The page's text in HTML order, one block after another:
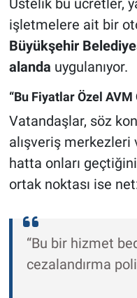
Üstelik bu ücretler,
işletmelere ait bir
Büyükşehir
alanda uygulanıyor.
“Bu Fiyatlar Özel AVM
Vatandaşlar, söz
alışveriş merkezleri
hatta onları
ortak noktası ise
“Bu bir hizmet
cezalandırma